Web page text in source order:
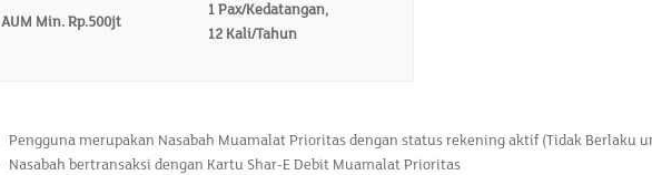
AUM Min. Rp.500jt
1 Pax/Kedatangan,
12 Kali/Tahun
Pengguna merupakan Nasabah Muamalat Prioritas dengan status rekening aktif (Tidak Berlaku
Nasabah bertransaksi dengan Kartu Shar-E Debit Muamalat Prioritas